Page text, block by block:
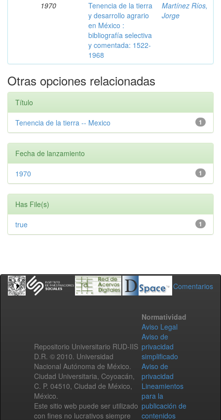
1970
Tenencia de la tierra
y desarrollo agrario
en México :
bibliografía selectiva
y comentada: 1522-
1968
Martínez Ríos,
Jorge
Otras opciones relacionadas
Título
1
Tenencia de la tierra -- Mexico
Fecha de lanzamiento
1
1970
Has File(s)
1
true
Comentarios
Repositorio Universitario RUD-IIS
D.R. © 2010. Universidad
Nacional Autónoma de México.
Ciudad Universitaria, Coyoacán,
C. P. 04510, Ciudad de México,
México.
Este sitio web puede ser utilizado
con fines no lucrativos siempre
Normatividad
Aviso Legal
Aviso de
privacidad
simplificado
Aviso de
privacidad
Lineamientos
para la
publicación de
contenidos